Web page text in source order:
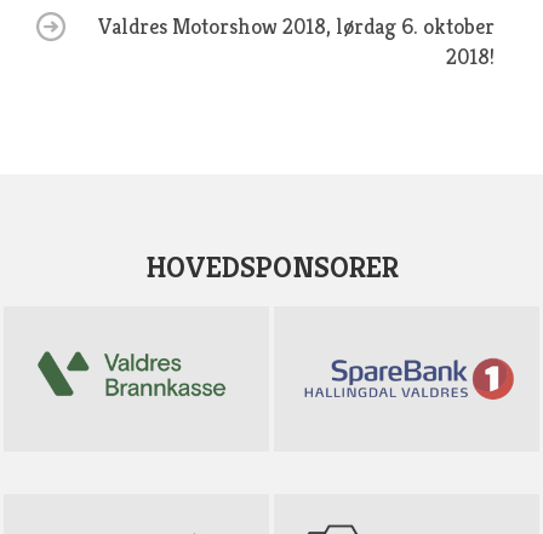
Valdres Motorshow 2018, lørdag 6. oktober
2018!
HOVEDSPONSORER